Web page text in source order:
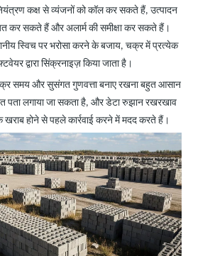
कक्ष से व्यंजनों को कॉल कर सकते हैं, उत्पादन
कर सकते हैं और अलार्म की समीक्षा कर सकते हैं।
स्विच पर भरोसा करने के बजाय, चक्र में प्रत्येक
द्वारा सिंक्रनाइज़ किया जाता है।
समय और सुसंगत गुणवत्ता बनाए रखना बहुत आसान
पता लगाया जा सकता है, और डेटा रुझान रखरखाव
खराब होने से पहले कार्रवाई करने में मदद करते हैं।